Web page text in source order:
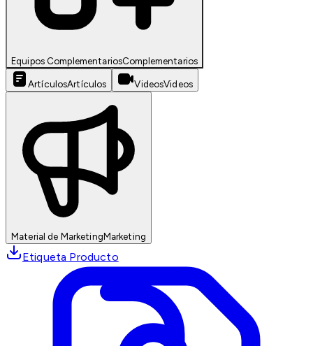
Equipos ComplementariosComplementarios
ArtículosArtículos VideosVideos
Material de MarketingMarketing
Etiqueta Producto